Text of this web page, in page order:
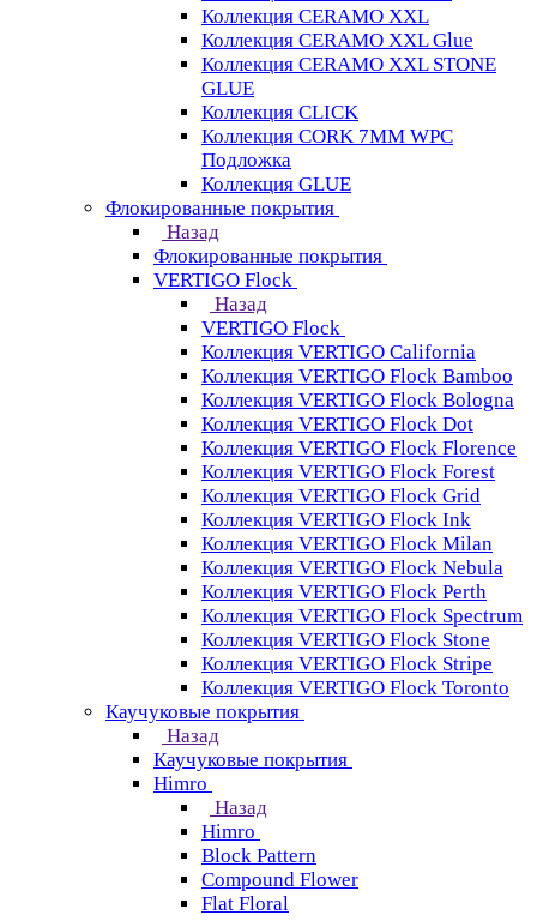
Коллекция CERAMO XXL
Коллекция CERAMO XXL Glue
Коллекция CERAMO XXL STONE
GLUE
Коллекция CLICK
Коллекция CORK 7MM WPC
Подложка
Коллекция GLUE
Флокированные покрытия
Назад
Флокированные покрытия
VERTIGO Flock
Назад
VERTIGO Flock
Коллекция VERTIGO California
Коллекция VERTIGO Flock Bamboo
Коллекция VERTIGO Flock Bologna
Коллекция VERTIGO Flock Dot
Коллекция VERTIGO Flock Florence
Коллекция VERTIGO Flock Forest
Коллекция VERTIGO Flock Grid
Коллекция VERTIGO Flock Ink
Коллекция VERTIGO Flock Milan
Коллекция VERTIGO Flock Nebula
Коллекция VERTIGO Flock Perth
Коллекция VERTIGO Flock Spectrum
Коллекция VERTIGO Flock Stone
Коллекция VERTIGO Flock Stripe
Коллекция VERTIGO Flock Toronto
Каучуковые покрытия
Назад
Каучуковые покрытия
Himro
Назад
Himro
Block Pattern
Compound Flower
Flat Floral